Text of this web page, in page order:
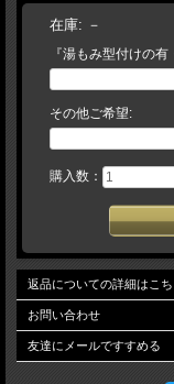
【 湯もみ型づけ ご依頼の
→【当店/在庫の有無と、
様/ご希望事項を記載の上
す】 （加工日数は約10
営しております。万が一
赦頂けますようお願い申し
ご来店頂けるお客様は、
在庫: －
『湯もみ型付けの
その他ご希望:
購入数：
返品についての詳細はこち
お問い合わせ
友達にメールですすめる